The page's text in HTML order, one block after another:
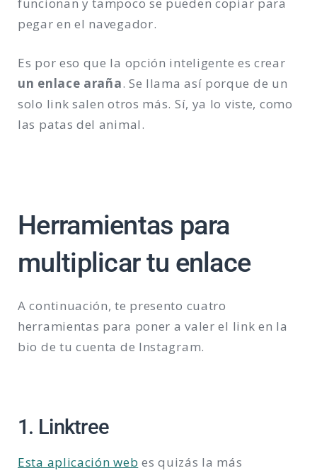
funcionan y tampoco se pueden copiar para
pegar en el navegador.
Es por eso que la opción inteligente es crear
un enlace araña. Se llama así porque de un
solo link salen otros más. Sí, ya lo viste, como
las patas del animal.
Herramientas para
multiplicar tu enlace
A continuación, te presento cuatro
herramientas para poner a valer el link en la
bio de tu cuenta de Instagram.
1. Linktree
Esta aplicación web es quizás la más